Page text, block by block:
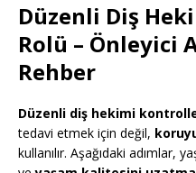
Düzenli Diş
Rolü – Önleyici
Rehber
Düzenli diş hekimi
tedavi etmek için değil,
kullanılır. Aşağıdaki adımlar,